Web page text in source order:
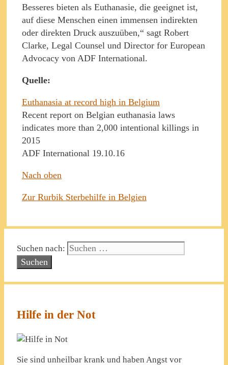
Besseres bieten als Euthanasie, die geeignet ist,
auf diese Menschen einen immensen indirekten
oder direkten Druck auszuüben,“ sagt Robert
Clarke, Legal Counsel und Director for European
Advocacy von ADF International.
Quelle:
Euthanasia at record high in Belgium
Recent report on Belgian euthanasia laws
indicates more than 2,000 intentional killings in
2015
ADF International 19.10.16
Nach oben
Zur Rurbik Sterbehilfe in Belgien
Suchen nach:
Hilfe in der Not
Sie sind unheilbar krank und haben Angst vor